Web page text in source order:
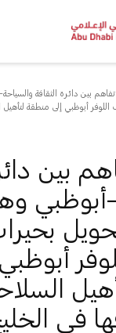
بين دائرة الثقافة
أبوظبي إلى منطقة لتأهيل
بين
في